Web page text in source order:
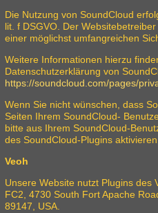
Die Nutzung von SoundCloud
lit. f DSGVO. Der
einer möglichst umfangreichen
Weitere Informationen hierzu
Datenschutzerklärung von
https://soundcloud.com/pages/
Wenn Sie nicht wünschen, dass
Seiten Ihrem SoundCloud-
bitte aus Ihrem SoundCloud-
des SoundCloud-Plugins
Veoh
Unsere Website nutzt Plugins des
FC2, 4730 South Fort Apache
89147, USA.